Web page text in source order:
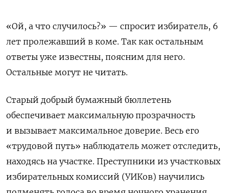
«Ой, а что случилось?» — спросит избиратель, 6
лет пролежавший в коме. Так как остальным
ответы уже известны, поясним для него.
Остальные могут не читать.
Старый добрый бумажный бюллетень
обеспечивает максимальную прозрачность
и вызывает максимальное доверие. Весь его
«трудовой путь» наблюдатель может отследить,
находясь на участке. Преступники из участковых
избирательных комиссий (УИКов) научились